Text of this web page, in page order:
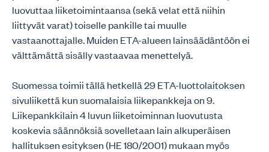
luovuttaa liiketoimintaansa (sekä velat että niihin
liittyvät varat) toiselle pankille tai muulle
vastaanottajalle. Muiden ETA-alueen lainsäädäntöön ei
välttämättä sisälly vastaavaa menettelyä.
Suomessa toimii tällä hetkellä 29 ETA-luottolaitoksen
sivuliikettä kun suomalaisia liikepankkeja on 9.
Liikepankkilain 4 luvun liiketoiminnan luovutusta
koskevia säännöksiä sovelletaan lain alkuperäisen
hallituksen esityksen (HE 180/2001) mukaan myös